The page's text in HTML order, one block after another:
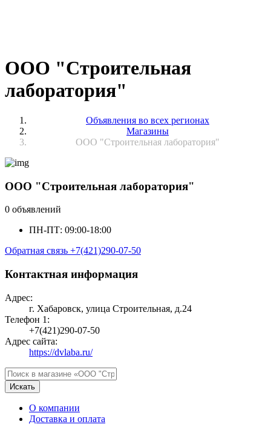
ООО "Строительная
лаборатория"
Объявления во всех регионах
Магазины
ООО "Строительная лаборатория"
ООО "Строительная лаборатория"
0 объявлений
ПН-ПТ: 09:00-18:00
Обратная связь +7(421)290-07-50
Контактная информация
Адрес:
г. Хабаровск, улица Строительная, д.24
Телефон 1:
+7(421)290-07-50
Адрес сайта:
https://dvlaba.ru/
Искать
О компании
Доставка и оплата